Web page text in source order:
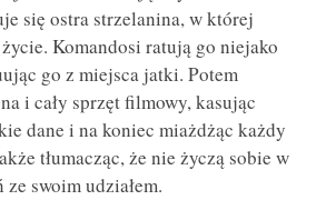
się ostra strzelanina, w której
Komandosi ratują go niejako
go z miejsca jatki. Potem
i cały sprzęt filmowy, kasując
dane i na koniec miażdżąc każdy
tłumacząc, że nie życzą sobie w
swoim udziałem.